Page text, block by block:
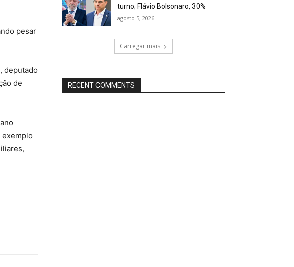
pesar
deputado
de
turno; Flávio Bolsonaro, 30%
agosto 5, 2026
Carregar mais
RECENT COMMENTS